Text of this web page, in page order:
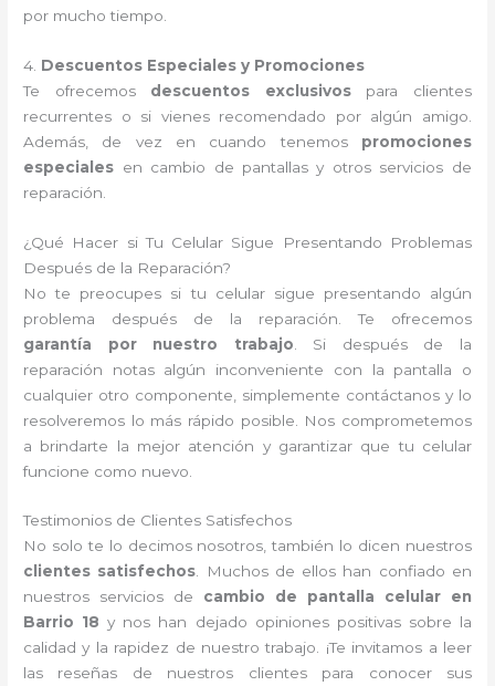
por mucho tiempo.
4. Descuentos Especiales y Promociones
Te ofrecemos descuentos exclusivospara clientes
recurrentes o si vienes recomendado por algún amigo.
Además, de vez en cuando tenemos promociones
especiales en cambio de pantallas y otros servicios de
reparación.
¿Qué Hacer si Tu Celular Sigue Presentando Problemas
Después de la Reparación?
No te preocupes si tu celular sigue presentando algún
problema después de la reparación. Te ofrecemos
garantía por nuestro trabajo . Si después de la
reparación notas algún inconveniente con la pantalla o
cualquier otro componente, simplemente contáctanos y lo
resolveremos lo más rápido posible. Nos comprometemos
a brindarte la mejor atención y garantizar que tu celular
funcione como nuevo.
Testimonios de Clientes Satisfechos
No solo te lo decimos nosotros, también lo dicen nuestros
clientes satisfechos. Muchos de ellos han confiado en
nuestros servicios de cambio de pantalla celular en
Barrio 18 y nos han dejado opiniones positivas sobre la
calidad y la rapidez de nuestro trabajo. ¡Te invitamos a leer
las reseñas de nuestros clientes para conocer sus